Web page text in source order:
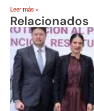
Leer más »
Relacionados